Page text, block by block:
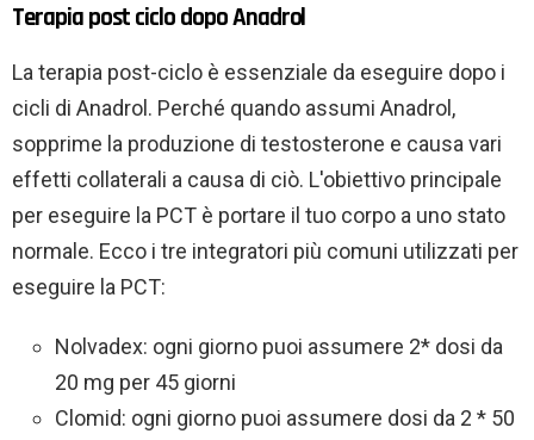
Terapia post ciclo dopo Anadrol
La terapia post-ciclo è essenziale da eseguire dopo i
cicli di Anadrol. Perché quando assumi Anadrol,
sopprime la produzione di testosterone e causa vari
effetti collaterali a causa di ciò. L'obiettivo principale
per eseguire la PCT è portare il tuo corpo a uno stato
normale. Ecco i tre integratori più comuni utilizzati per
eseguire la PCT:
Nolvadex: ogni giorno puoi assumere 2* dosi da
20 mg per 45 giorni
Clomid: ogni giorno puoi assumere dosi da 2 * 50